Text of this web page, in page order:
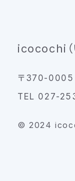
icocochi（
〒370-0005
TEL 027-
© 2024